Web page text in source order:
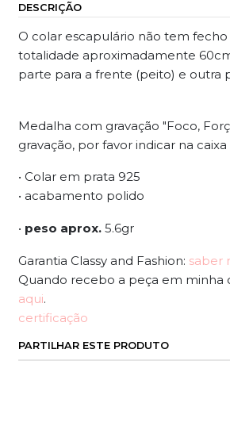
DESCRIÇÃO
O colar escapulário não tem
totalidade aproximadamente
parte para a frente (peito) e outra
Medalha com gravação "Foco,
gravação, por favor indicar na
• Colar em prata 925
• acabamento polido
• peso aprox.5.6gr
Garantia Classy and Fashion: saber
Quando recebo a peça em minha
aqui.
certificação
PARTILHAR ESTE PRODUTO